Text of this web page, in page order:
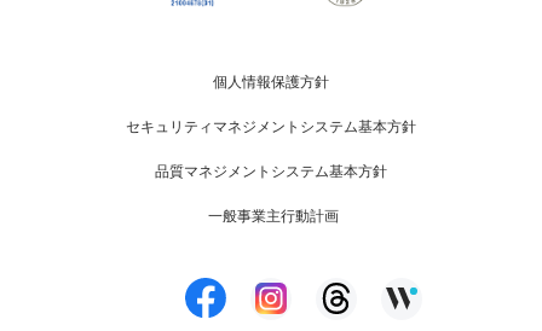
個人情報保護方針
セキュリティマネジメントシステム基本方針
品質マネジメントシステム基本方針
一般事業主行動計画